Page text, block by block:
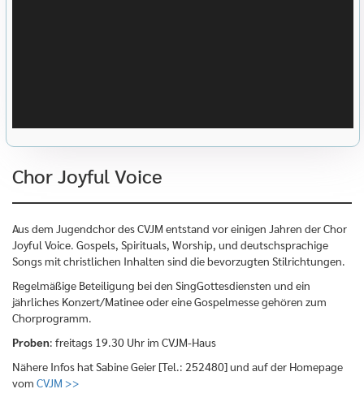
Chor Joyful Voice
Aus dem Jugendchor des CVJM entstand vor einigen Jahren der Chor
Joyful Voice. Gospels, Spirituals, Worship, und deutschsprachige
Songs mit christlichen Inhalten sind die bevorzugten Stilrichtungen.
Regelmäßige Beteiligung bei den SingGottesdiensten und ein
jährliches Konzert/Matinee oder eine Gospelmesse gehören zum
Chorprogramm.
Proben: freitags 19.30 Uhr im CVJM-Haus
Nähere Infos hat Sabine Geier [Tel.: 252480] und auf der Homepage
vom CVJM >>